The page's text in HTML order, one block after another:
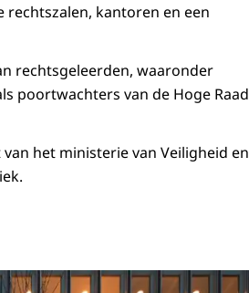
kantoren en een
rechtsgeleerden, waaronder
poortwachters van de Hoge Raad
het ministerie van Veiligheid en